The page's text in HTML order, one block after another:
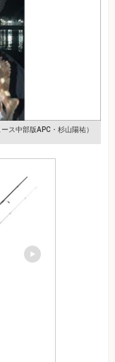
ス中部版APC・杉山陽祐）